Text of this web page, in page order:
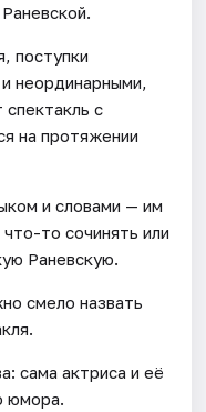
поступки
и неординарными,
с
на протяжении
и словами — им
то сочинять или
Раневскую.
смело назвать
сама актриса и её
юмора.